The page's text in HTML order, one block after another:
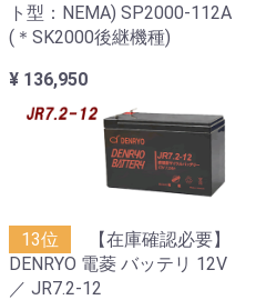
ト型：NEMA) SP2000-112A
(＊SK2000後継機種)
¥ 136,950
13位
【在庫確認必要】
DENRYO 電菱 バッテリ 12V
／ JR7.2-12